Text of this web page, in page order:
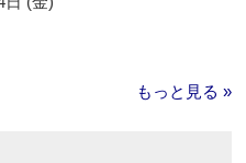
もっと見る »